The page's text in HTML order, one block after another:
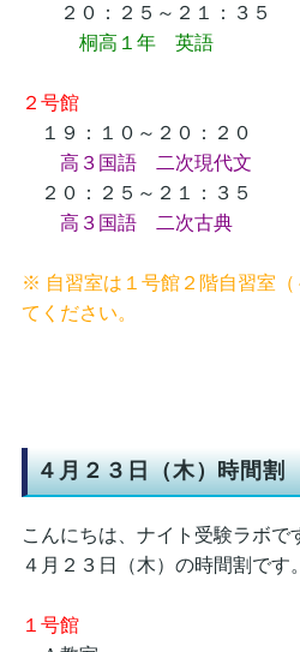
２０：２５～２１：３５
桐高１年 英語
２号館
１９：１０～２０：２０
高３国語 二次現代文
２０：２５～２１：３５
高３国語 二次古典
※ 自習室は１号館２階自習室（
てください。
４月２３日（木）時間割
こんにちは、ナイト受験ラボで
４月２３日（木）の時間割です
１号館